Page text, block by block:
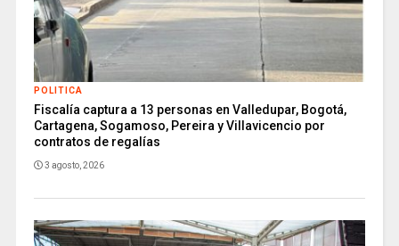
POLITICA
Fiscalía captura a 13 personas en Valledupar, Bogotá,
Cartagena, Sogamoso, Pereira y Villavicencio por
contratos de regalías
3 agosto, 2026